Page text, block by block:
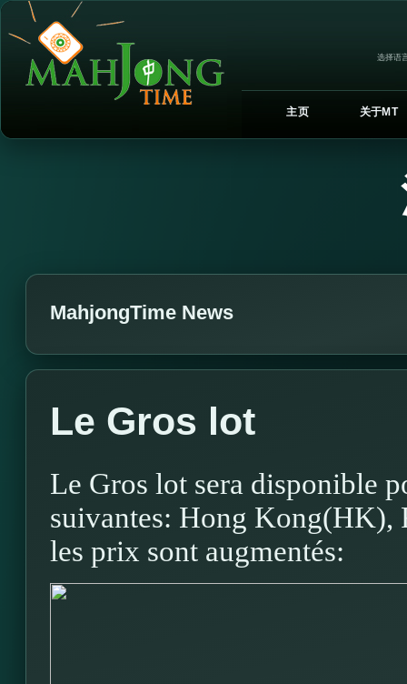
选择语
主页 关于MT
MahjongTime News
Le Gros lot
Le Gros lot sera disponible
suivantes: Hong Kong(HK),
les prix sont augmentés: